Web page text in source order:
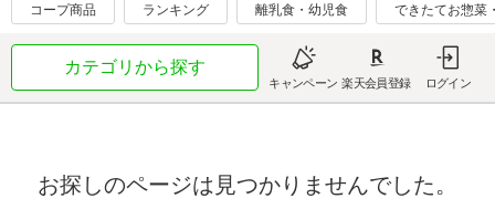
コープ商品
ランキング 離乳食・幼児食 できたてお惣菜
カテゴリから探す
キャンペーン 楽天会員登録 ログイン
お探しのページは見つかりませんでした。